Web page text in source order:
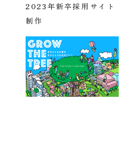
2023年新卒採用サイト
制作